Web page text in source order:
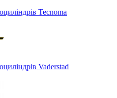
Tecnoma
Vaderstad